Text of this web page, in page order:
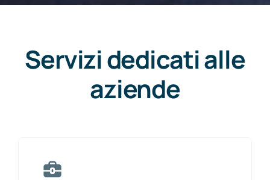
Servizi dedicati alle
aziende